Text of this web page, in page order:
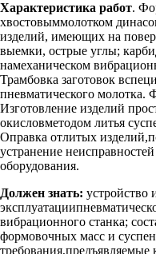
Характеристика работ.
хвостовыммолотком
изделий, имеющих на
выемки, острые углы;
намеханическом
Трамбовка заготовок
пневматического молотка.
Изготовление изделий
окисловметодом литья
Оправка отлитых
устранение
оборудования.
Должен знать: устройство
вибрационного станка;
формовочных масс и